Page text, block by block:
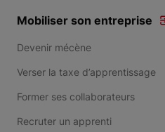
Mobiliser son entreprise
Devenir mécène
Verser la taxe d’apprentissage
Former ses collaborateurs
Recruter un apprenti